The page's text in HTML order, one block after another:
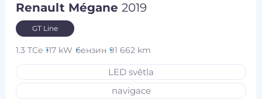
Renault Mégane2019
GT Line
1.3 TCe 117 kW бензин 91 662 km
LED světla
navigace